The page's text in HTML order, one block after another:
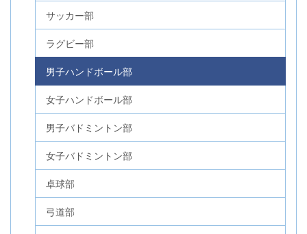
サッカー部
ラグビー部
男子ハンドボール部
女子ハンドボール部
男子バドミントン部
女子バドミントン部
卓球部
弓道部